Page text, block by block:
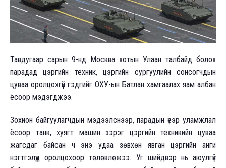
Тавдугаар сарын 9-нд Москва хотын Улаан талбайд болох
парадад цэргийн техник, цэргийн сургуулийн сонсогчдын
цуваа оролцохгүй гэдгийг ОХУ-ын Батлан хамгаалах яам албан
ёсоор мэдэгджээ.
Зохион байгуулагчдын мэдээлснээр, парадын үеэр уламжлал
ёсоор танк, хуягт машин зэрэг цэргийн техникийн цуваа
жагсдаг байсан ч энэ удаа зөвхөн явган цэргийн анги
нэгтгэлүүд оролцохоор төлөвлөжээ. Уг шийдвэр нь аюулгүй